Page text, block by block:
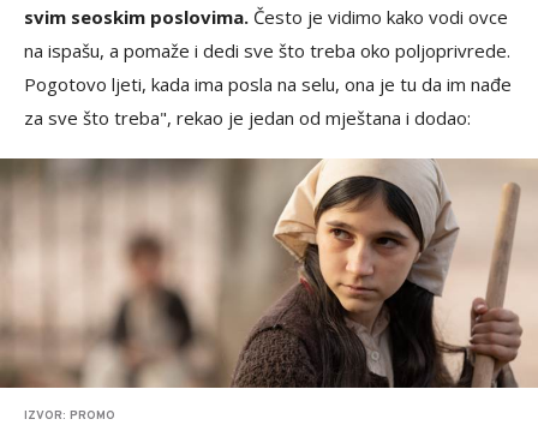
svim seoskim poslovima. Često je vidimo kako vodi ovce
na ispašu, a pomaže i dedi sve što treba oko poljoprivrede.
Pogotovo ljeti, kada ima posla na selu, ona je tu da im nađe
za sve što treba", rekao je jedan od mještana i dodao:
IZVOR: PROMO